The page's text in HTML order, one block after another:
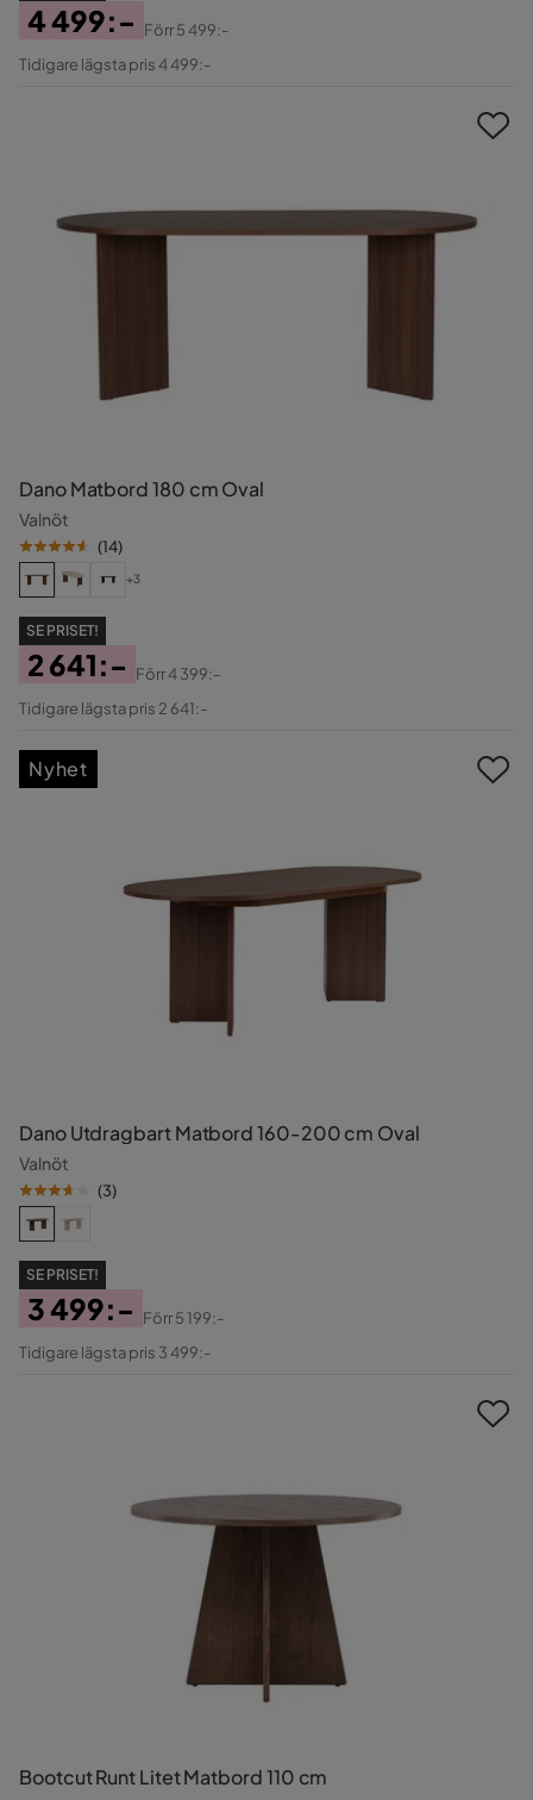
Pris
4 499:-
Original
Förr5 499:-
Tidigare lägsta pris 4 499:-
Dano Matbord 180 cm Oval
Valnöt
(14)
+3
SE PRISET!
Pris
2 641:-
Original
Förr4 399:-
Tidigare lägsta pris 2 641:-
Dano Utdragbart Matbord 160-200 cm Oval
Valnöt
(3)
SE PRISET!
Pris
3 499:-
Original
Förr5 199:-
Tidigare lägsta pris 3 499:-
Nyhet
Bootcut Runt Litet Matbord 110 cm